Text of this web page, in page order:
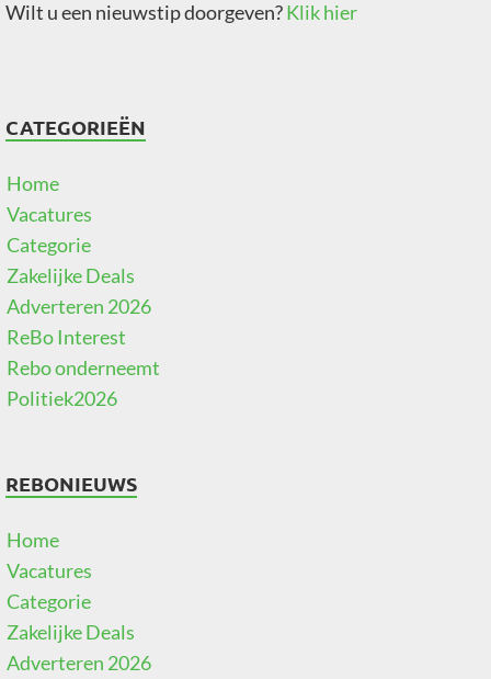
Wilt u een nieuwstip doorgeven?Klik hier
CATEGORIEËN
Home
Vacatures
Categorie
Zakelijke Deals
Adverteren 2026
ReBo Interest
Rebo onderneemt
Politiek2026
REBONIEUWS
Home
Vacatures
Categorie
Zakelijke Deals
Adverteren 2026